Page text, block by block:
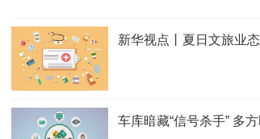
新华视点丨夏日文旅业
车库暗藏“信号杀手” 多